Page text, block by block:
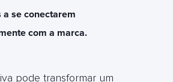
a se conectarem
com a marca.
pode transformar um